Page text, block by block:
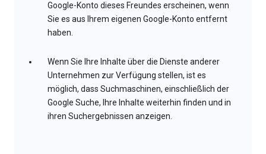
Google-Konto dieses Freundes erscheinen, wenn
Sie es aus Ihrem eigenen Google-Konto entfernt
haben.
Wenn Sie Ihre Inhalte über die Dienste anderer
Unternehmen zur Verfügung stellen, ist es
möglich, dass Suchmaschinen, einschließlich der
Google Suche, Ihre Inhalte weiterhin finden und in
ihren Suchergebnissen anzeigen.